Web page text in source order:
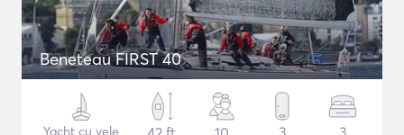
Beneteau FIRST 40
Yacht cu vele